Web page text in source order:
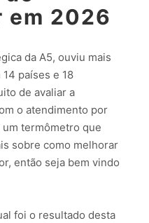
em 2026
da A5, ouviu mais
países e 18
de avaliar a
o atendimento por
um termômetro que
sobre como melhorar
então seja bem vindo
foi o resultado desta